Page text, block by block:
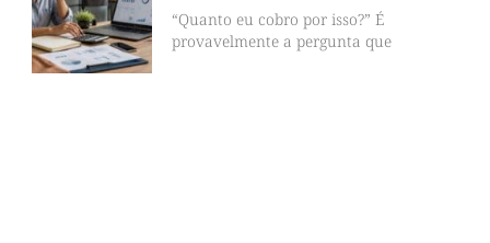
“Quanto eu cobro por isso?” É
provavelmente a pergunta que